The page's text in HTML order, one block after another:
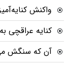
واکنش
کنایه عراقچی
آن که سنگش می